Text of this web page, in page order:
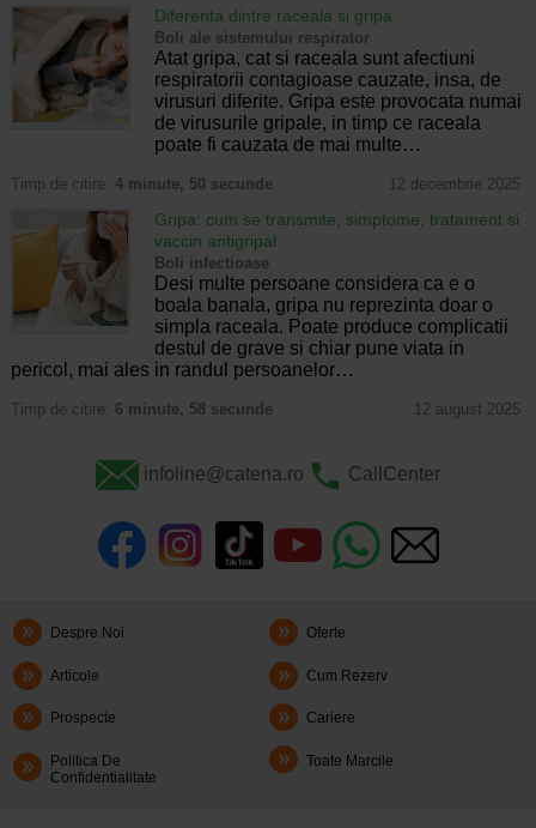
Diferenta dintre raceala si gripa
Boli ale sistemului respirator
Atat gripa, cat si raceala sunt afectiuni
respiratorii contagioase cauzate, insa, de
virusuri diferite. Gripa este provocata numai
de virusurile gripale, in timp ce raceala
poate fi cauzata de mai multe…
Timp de citire: 4 minute, 50 secunde 12 decembrie 2025
Gripa: cum se transmite, simptome, tratament si
vaccin antigripal
Boli infectioase
Desi multe persoane considera ca e o
boala banala, gripa nu reprezinta doar o
simpla raceala. Poate produce complicatii
destul de grave si chiar pune viata in
pericol, mai ales in randul persoanelor…
Timp de citire: 6 minute, 58 secunde 12 august 2025
infoline@catena.ro CallCenter
Despre Noi Oferte
Articole Cum Rezerv
Prospecte Cariere
Politica De
Confidentialitate
Toate Marcile